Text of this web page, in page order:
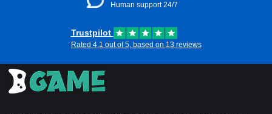
Human support 24/7
Trustpilot
Rated 4.1 out of 5, based on 13 reviews